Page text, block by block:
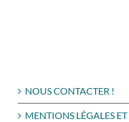
NOUS CONTACTER !
MENTIONS LÉGALES